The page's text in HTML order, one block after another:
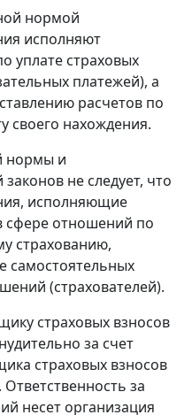
нормой
исполняют
уплате страховых
платежей), а
расчетов по
своего нахождения.
нормы и
не следует, что
исполняющие
сфере отношений по
страхованию,
самостоятельных
(страхователей).
страховых взносов
за счет
страховых взносов
за
несет организация